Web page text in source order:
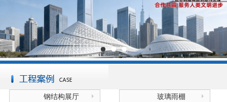
钢结构展厅
玻璃雨棚